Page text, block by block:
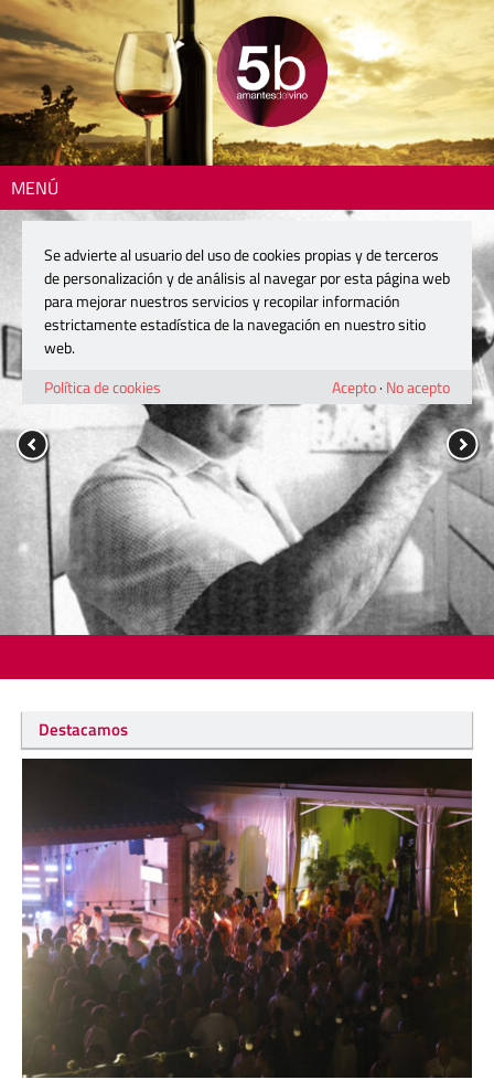
MENÚ
Destacamos
Se advierte al usuario del uso de cookies propias y de terceros
de personalización y de análisis al navegar por esta página web
para mejorar nuestros servicios y recopilar información
estrictamente estadística de la navegación en nuestro sitio
web.
Política de cookies
Acepto· No acepto